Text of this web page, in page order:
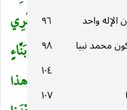
واحد
٩٦
محمد نبيا
٩٨
١٠٤
١٠٧
إِنَّكَ أَنْتَ الْوَهَّابُ (٣٥) فَسَخَّرْنا لَهُ الرِّيحَ تَجْرِي
بِأَمْرِهِ رُخاءً حَيْثُ أَصابَ (٣٦) وَالشَّياطِينَ كُلَّ بَنَّاءٍ
وَغَوَّاصٍ (٣٧) وَآخَرِينَ مُقَرَّنِينَ فِي الْأَصْفادِ (٣٨) هذا